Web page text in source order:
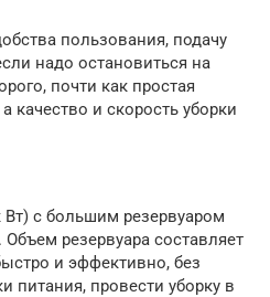
пользования, подачу
надо остановиться на
почти как простая
качество и скорость уборки
с большим резервуаром
резервуара составляет
и эффективно, без
питания, провести уборку в